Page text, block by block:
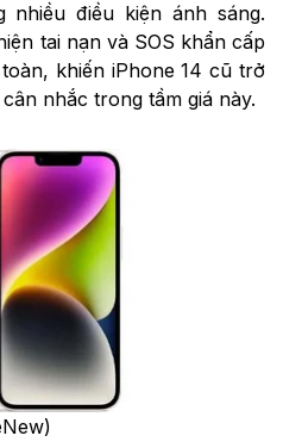
điều kiện ánh sáng.
tai nạn và SOS khẩn cấp
khiến iPhone 14 cũ trở
nhắc trong tầm giá này.